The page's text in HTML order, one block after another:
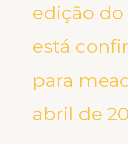
edição
está
para
abril de